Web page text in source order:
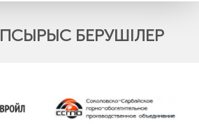
БЕРУШІЛЕР